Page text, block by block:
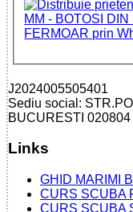
J2024005505401
Sediu social:
BUCURESTI 020804
Links
GHID MARIMI
CURS SCUBA
CURS SCUBA